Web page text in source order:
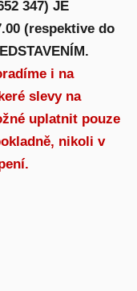
347) JE
(respektive do
i na
slevy na
uplatnit pouze
nikoli v